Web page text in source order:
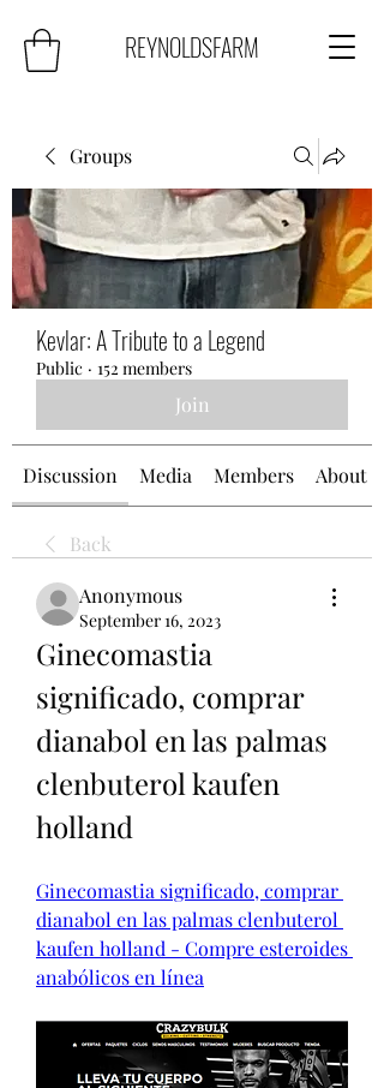
REYNOLDSFARM
Groups
Kevlar: A Tribute to a Legend
Public · 152 members
Join
Discussion Media Members About
Back
Anonymous
September 16, 2023
Ginecomastia
significado, comprar
dianabol en las palmas
clenbuterol kaufen
holland
Ginecomastia significado, comprar
dianabol en las palmas clenbuterol
kaufen holland - Compre esteroides
anabólicos en línea